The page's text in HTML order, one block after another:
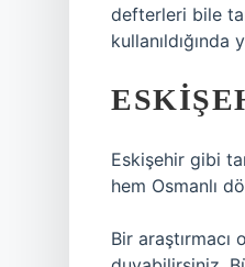
defterleri bile
kullanıldığında
Eskişehir gibi
hem Osmanlı
Bir araştırmacı